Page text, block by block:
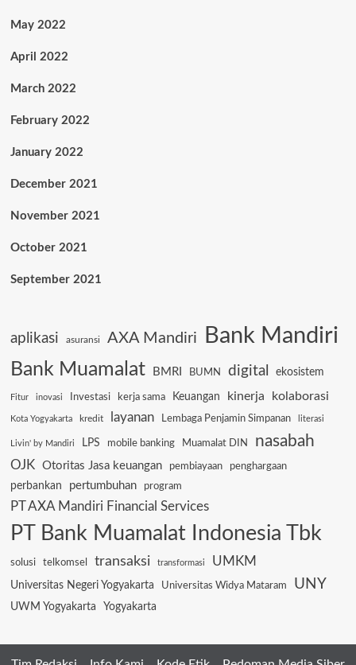
May 2022
April 2022
March 2022
February 2022
January 2022
December 2021
November 2021
October 2021
September 2021
aplikasi asuransi AXA Mandiri Bank Mandiri
Bank Muamalat BMRI BUMN digital ekosistem
Fitur inovasi Investasi kerja sama Keuangan kinerja kolaborasi
Kota Yogyakarta kredit layanan Lembaga Penjamin Simpanan literasi
Livin' by Mandiri LPS mobile banking Muamalat DIN nasabah
OJK Otoritas Jasa keuangan pembiayaan
penghargaan
perbankan
pertumbuhan program
PT AXA Mandiri Financial Services
PT Bank Muamalat Indonesia Tbk
solusi telkomsel transaksi transformasi UMKM
Universitas Negeri Yogyakarta Universitas Widya Mataram UNY
UWM Yogyakarta Yogyakarta